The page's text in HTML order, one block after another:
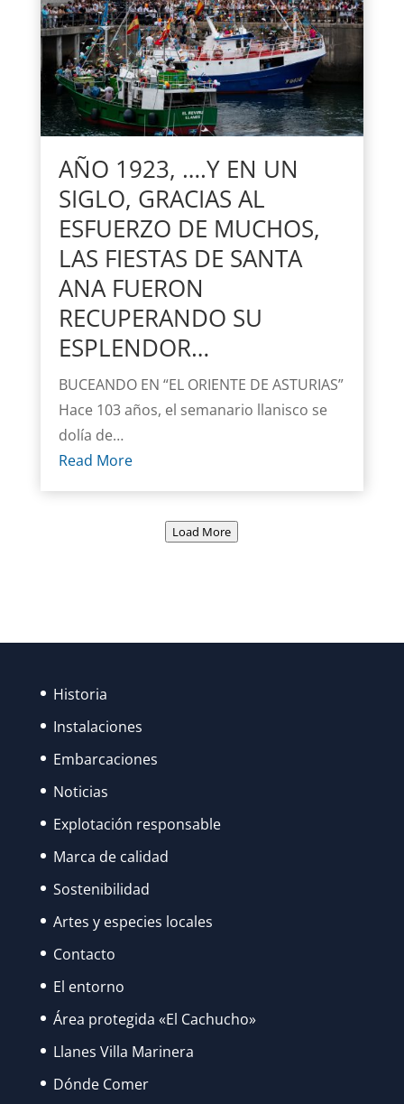
AÑO 1923, ….Y EN UN
SIGLO, GRACIAS AL
ESFUERZO DE MUCHOS,
LAS FIESTAS DE SANTA
ANA FUERON
RECUPERANDO SU
ESPLENDOR…
BUCEANDO EN “EL ORIENTE DE ASTURIAS”
Hace 103 años, el semanario llanisco se
dolía de…
Read More
Load More
Historia
Instalaciones
Embarcaciones
Noticias
Explotación responsable
Marca de calidad
Sostenibilidad
Artes y especies locales
Contacto
El entorno
Área protegida «El Cachucho»
Llanes Villa Marinera
Dónde Comer